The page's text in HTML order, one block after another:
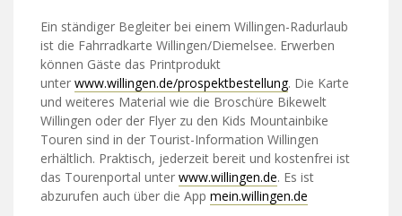
Ein ständiger Begleiter bei einem Willingen-Radurlaub
ist die Fahrradkarte Willingen/Diemelsee. Erwerben
können Gäste das Printprodukt
unter www.willingen.de/prospektbestellung. Die Karte
und weiteres Material wie die Broschüre Bikewelt
Willingen oder der Flyer zu den Kids Mountainbike
Touren sind in der Tourist-Information Willingen
erhältlich. Praktisch, jederzeit bereit und kostenfrei ist
das Tourenportal unter www.willingen.de. Es ist
abzurufen auch über die App mein.willingen.de